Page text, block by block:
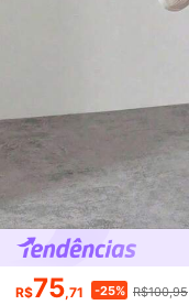
R$75,71 -25% R$100,95